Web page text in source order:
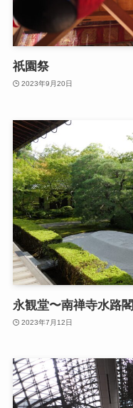
祇園祭
2023年9月20日
永観堂〜南禅寺水路閣
2023年7月12日